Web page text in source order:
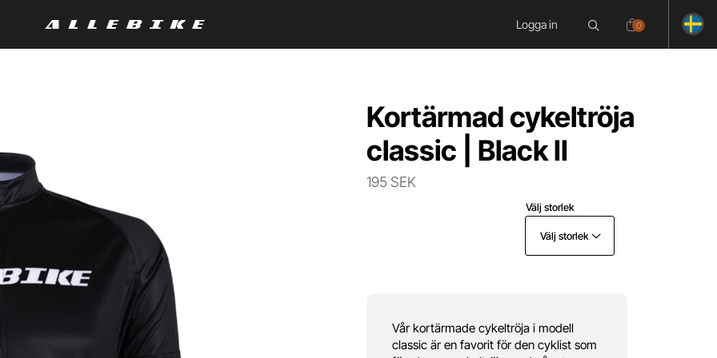
Logga in 0
Kortärmad cykeltröja
classic | Black II
195 SEK
Välj storlek
Välj storlek
Vår kortärmade cykeltröja i modell
classic är en favorit för den cyklist som